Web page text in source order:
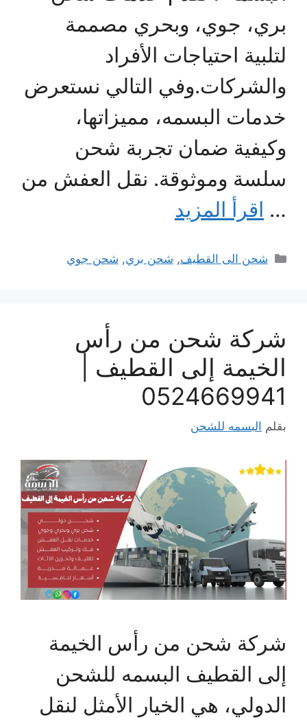
بري، جوي، وبحري مصممة
لتلبية احتياجات الأفراد
والشركات.وفي التالي نستعرض
خدمات البسمه، مميزاتها،
وكيفية ضمان تجربة شحن
سلسة وموثوقة. نقل العفش من
… اقرأ المزيد
التصنيفات
شحن الى القطيف, شحن بري, شحن جوي
شركة شحن من رأس
الخيمة إلى القطيف |
0524669941
بقلم البسمه للشحن
شركة شحن من رأس الخيمة
إلى القطيف البسمه للشحن
الدولي، هي الخيار الأمثل لنقل